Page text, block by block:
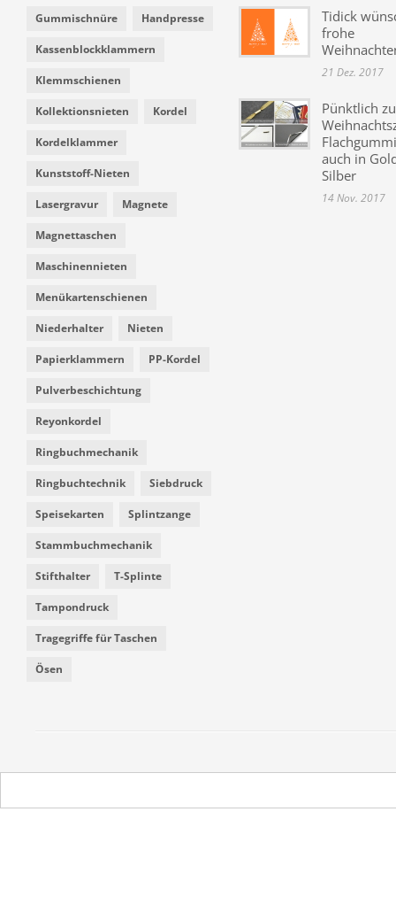
Gummischnüre Handpresse
Kassenblockklammern
Klemmschienen
Kollektionsnieten Kordel
Kordelklammer
Kunststoff-Nieten
Lasergravur Magnete
Magnettaschen
Maschinennieten
Menükartenschienen
Niederhalter Nieten
Papierklammern PP-Kordel
Pulverbeschichtung
Reyonkordel
Ringbuchmechanik
Ringbuchtechnik Siebdruck
Speisekarten Splintzange
Stammbuchmechanik
Stifthalter T-Splinte
Tampondruck
Tragegriffe für Taschen
Ösen
Tidick
frohe
21 Dez. 2017
Pünktlich
auch in
Silber
14 Nov. 2017